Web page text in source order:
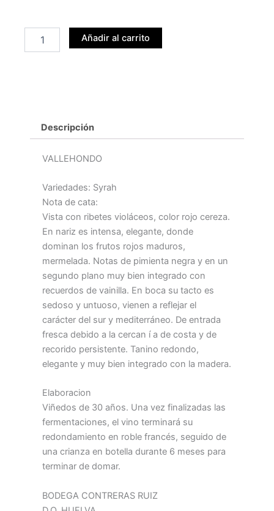
Añadir al carrito
Descripción
VALLEHONDO
Variedades: Syrah
Nota de cata:
Vista con ribetes violáceos, color rojo cereza.
En nariz es intensa, elegante, donde
dominan los frutos rojos maduros,
mermelada. Notas de pimienta negra y en un
segundo plano muy bien integrado con
recuerdos de vainilla. En boca su tacto es
sedoso y untuoso, vienen a reflejar el
carácter del sur y mediterráneo. De entrada
fresca debido a la cercan í a de costa y de
recorido persistente. Tanino redondo,
elegante y muy bien integrado con la madera.
Elaboracion
Viñedos de 30 años. Una vez finalizadas las
fermentaciones, el vino terminará su
redondamiento en roble francés, seguido de
una crianza en botella durante 6 meses para
terminar de domar.
BODEGA CONTRERAS RUIZ